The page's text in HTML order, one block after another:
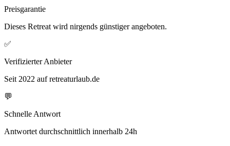
Preisgarantie
Dieses Retreat wird nirgends günstiger angeboten.
✅
Verifizierter Anbieter
Seit 2022 auf retreaturlaub.de
💬
Schnelle Antwort
Antwortet durchschnittlich innerhalb 24h